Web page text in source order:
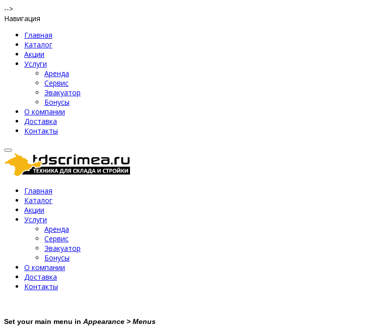
-->
Навигация
Главная
Каталог
Акции
Услуги
Аренда
Сервис
Эвакуатор
Бонусы
О компании
Доставка
Контакты
Главная
Каталог
Акции
Услуги
Аренда
Сервис
Эвакуатор
Бонусы
О компании
Доставка
Контакты
Set your main menu in Appearance > Menus